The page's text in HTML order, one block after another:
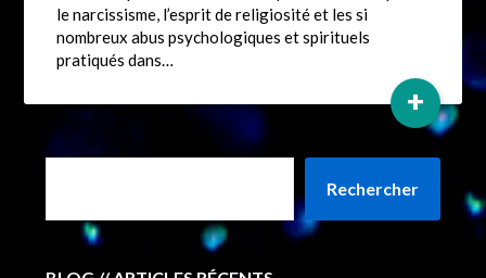
le narcissisme, l’esprit de religiosité et les si
nombreux abus psychologiques et spirituels
pratiqués dans…
+
Rechercher